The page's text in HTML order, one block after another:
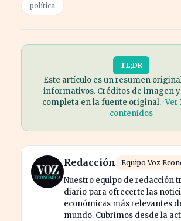
política
TL;DR
Este artículo es un resumen
informativos. Créditos de imagen
completa en la fuente original. ·Ver
contenidos
Redacción Equipo Voz
Nuestro equipo de redacción
diario para ofrecerte las
económicas más relevantes
mundo. Cubrimos desde la